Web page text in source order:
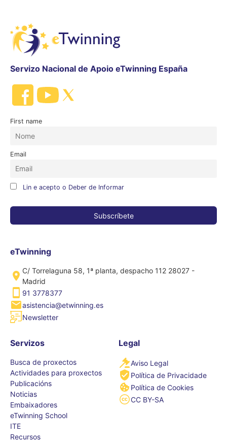
Servizo Nacional de Apoio eTwinning España
First name
Email
Lin e acepto o Deber de Informar
eTwinning
C/ Torrelaguna 58, 1ª planta, despacho 112 28027 -
Madrid
91 3778377
asistencia@etwinning.es
Newsletter
Servizos
Busca de proxectos
Actividades para proxectos
Publicacións
Noticias
Embaixadores
eTwinning School
ITE
Recursos
Legal
Aviso Legal
Política de Privacidade
Política de Cookies
CC BY-SA